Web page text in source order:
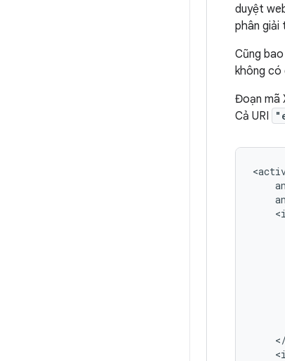
duyệt
phân giải
Cũng
không có
Đoạn mã
Cả URI